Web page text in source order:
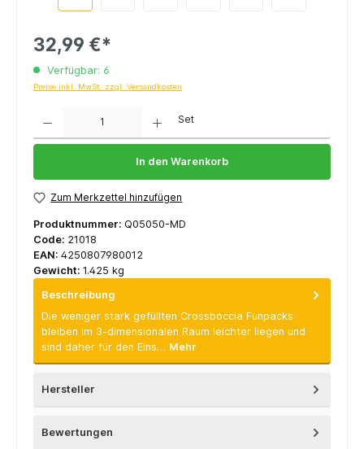
32,99 €*
Verfügbar: 6
Preise inkl. MwSt. zzgl. Versandkosten
Set
In den Warenkorb
Zum Merkzettel hinzufügen
Produktnummer: Q05050-MD
Code: 21018
EAN: 4250807980012
Gewicht: 1.425 kg
Beschreibung
Die weniger stark gefüllten Crossboccia Funpacks
bleiben im 3-dimensionalen Raum leichter liegen und
sind daher für den Eins… Mehr
Hersteller
Bewertungen